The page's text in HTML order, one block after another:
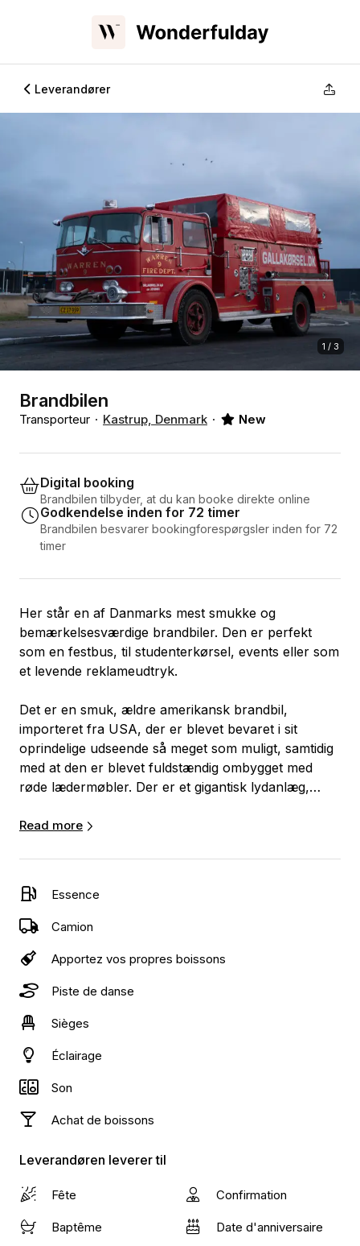
Leverandører
1 / 3
Brandbilen
Transporteur Kastrup, Denmark New
Digital booking
Brandbilen tilbyder, at du kan booke direkte online
Godkendelse inden for 72 timer
Brandbilen besvarer bookingforespørgsler inden for 72
timer
Her står en af Danmarks mest smukke og
bemærkelsesværdige brandbiler. Den er perfekt
som en festbus, til studenterkørsel, events eller som
et levende reklameudtryk.
Det er en smuk, ældre amerikansk brandbil,
importeret fra USA, der er blevet bevaret i sit
oprindelige udseende så meget som muligt, samtidig
med at den er blevet fuldstændig ombygget med
røde lædermøbler. Der er et gigantisk lydanlæg,
i sæderne samt diskolys. Bagpå er der en rød
Lydanlægget giver en utroligt kraftfuld lydoplevelse,
som ikke kan findes i nogen anden festbus.
vores udvalg af luksusprodukter.
Brandbilen er godkendt til 22 personer.
Read more
Essence
Camion
Apportez vos propres boissons
Piste de danse
Sièges
Éclairage
Son
Achat de boissons
Leverandøren leverer til
Fête Confirmation
Baptême Date d'anniversaire